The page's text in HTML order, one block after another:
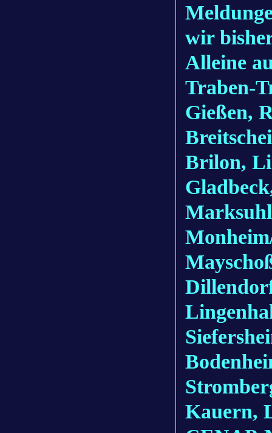
wir
Alleine
Traben-
Gießen,
Brilon,
Kauern,